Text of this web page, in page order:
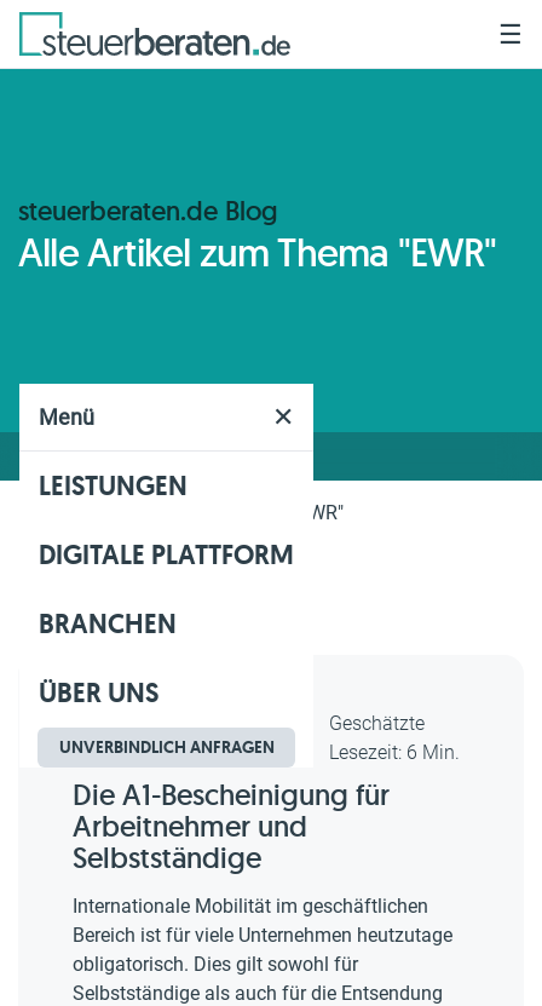
Menü ✕
LEISTUNGEN
DIGITALE PLATTFORM
BRANCHEN
ÜBER UNS
UNVERBINDLICH ANFRAGEN
☰
steuerberaten.de Blog
Alle Artikel zum Thema "EWR"
"EWR"
Dipl.-Kfm. Christian Gebert,
erstellt am 05.11.2021
Geschätzte
Lesezeit: 6 Min.
Die A1-Bescheinigung für
Arbeitnehmer und
Selbstständige
Internationale Mobilität im geschäftlichen
Bereich ist für viele Unternehmen heutzutage
obligatorisch. Dies gilt sowohl für
Selbstständige als auch für die Entsendung